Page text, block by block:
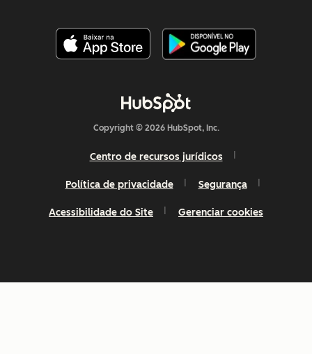
Copyright © 2026 HubSpot, Inc.
Centro de recursos jurídicos
Política de privacidade Segurança
Acessibilidade do Site Gerenciar cookies